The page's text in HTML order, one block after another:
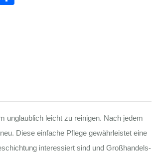
unglaublich leicht zu reinigen. Nach jedem
Diese einfache Pflege gewährleistet eine
interessiert sind und Großhandels-